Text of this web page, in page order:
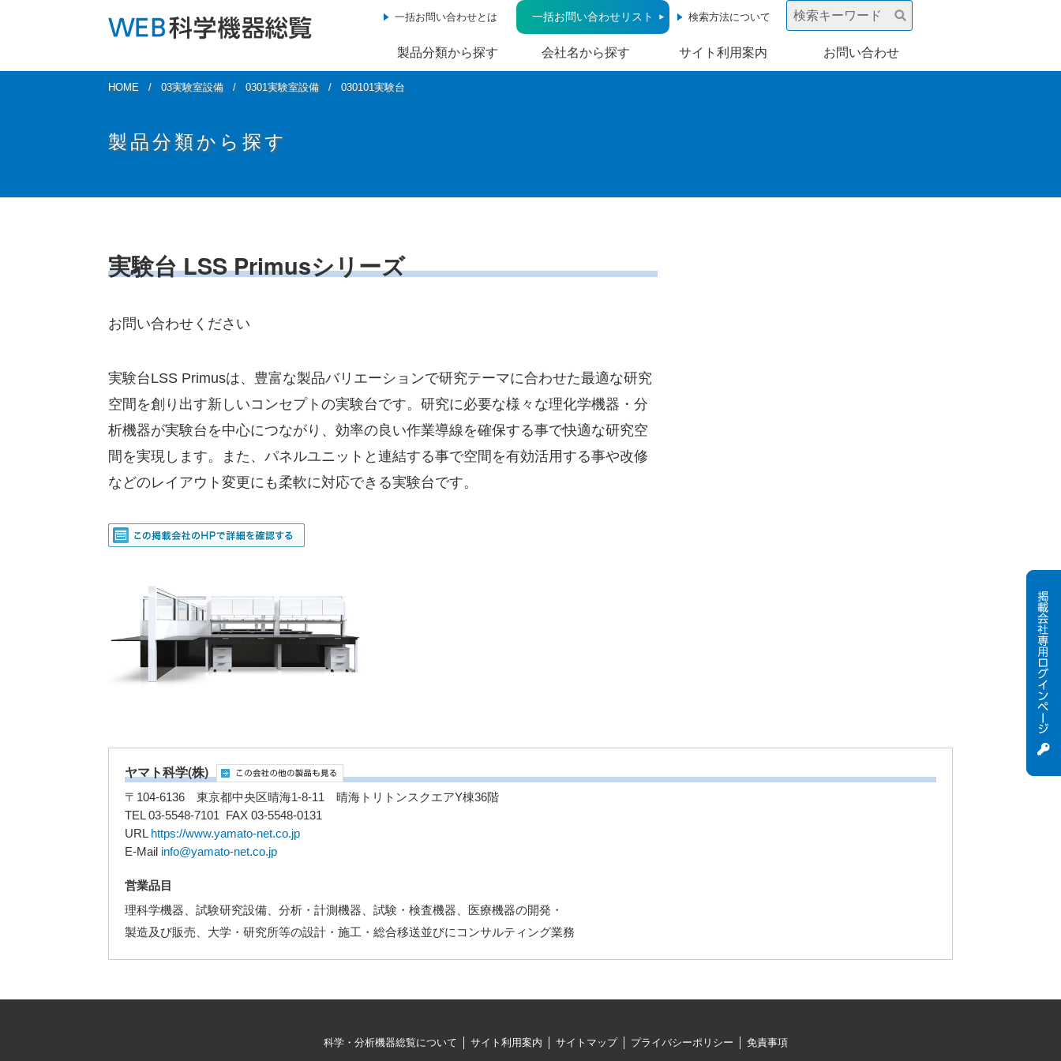
一括お問い合わせとは 一括お問い合わせリスト 検索方法について
製品分類から探す 会社名から探す サイト利用案内 お問い合わせ
HOME 03実験室設備 0301実験室設備 030101実験台
製品分類から探す
実験台 LSS Primusシリーズ
お問い合わせください
実験台LSS Primusは、豊富な製品バリエーションで研究テーマに合わせた最適な研究
空間を創り出す新しいコンセプトの実験台です。研究に必要な様々な理化学機器・分
析機器が実験台を中心につながり、効率の良い作業導線を確保する事で快適な研究空
間を実現します。また、パネルユニットと連結する事で空間を有効活用する事や改修
などのレイアウト変更にも柔軟に対応できる実験台です。
ヤマト科学(株)
〒104-6136 東京都中央区晴海1-8-11 晴海トリトンスクエアY棟36階
TEL 03-5548-7101 FAX 03-5548-0131
URL https://www.yamato-net.co.jp
E-Mail info@yamato-net.co.jp
営業品目
理科学機器、試験研究設備、分析・計測機器、試験・検査機器、医療機器の開発・
製造及び販売、大学・研究所等の設計・施工・総合移送並びにコンサルティング業務
科学・分析機器総覧について サイト利用案内 サイトマップ プライバシーポリシー 免責事項